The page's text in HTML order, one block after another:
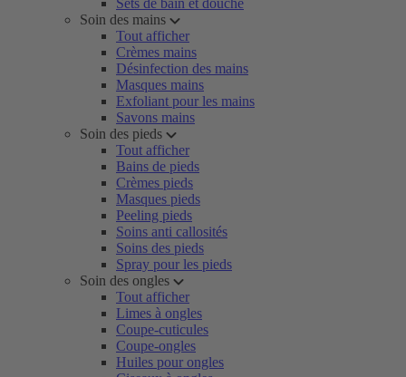
Sets de bain et douche
Soin des mains
Tout afficher
Crèmes mains
Désinfection des mains
Masques mains
Exfoliant pour les mains
Savons mains
Soin des pieds
Tout afficher
Bains de pieds
Crèmes pieds
Masques pieds
Peeling pieds
Soins anti callosités
Soins des pieds
Spray pour les pieds
Soin des ongles
Tout afficher
Limes à ongles
Coupe-cuticules
Coupe-ongles
Huiles pour ongles